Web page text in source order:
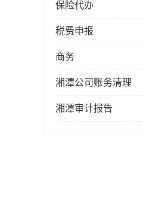
保险代办
税费申报
商务
湘潭公司账务清理
湘潭审计报告